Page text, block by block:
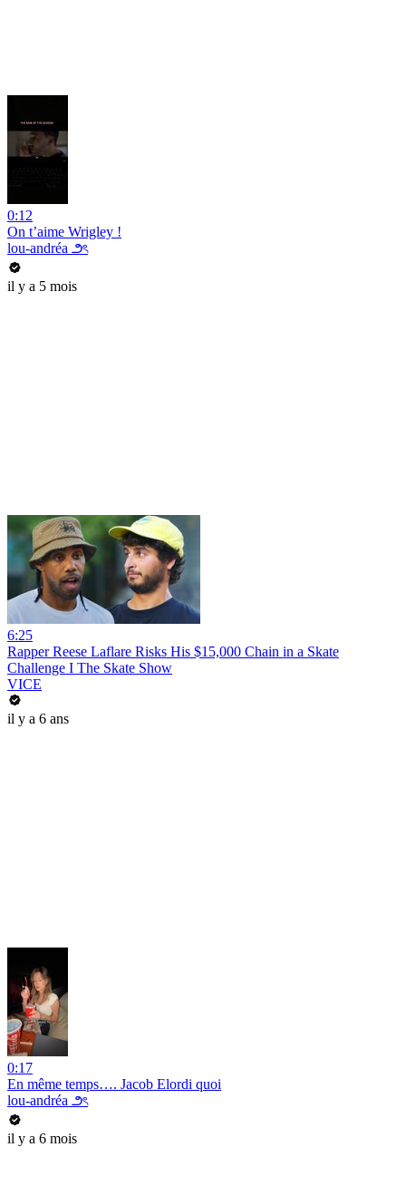
0:12
On t’aime Wrigley !
lou-andréa ౨ৎ
il y a 5 mois
6:25
Rapper Reese Laflare Risks His $15,000 Chain in a Skate
Challenge I The Skate Show
VICE
il y a 6 ans
0:17
En même temps…. Jacob Elordi quoi
lou-andréa ౨ৎ
il y a 6 mois